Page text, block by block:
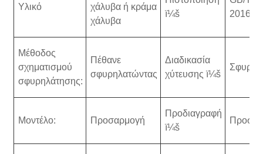
Υλικό
χάλυβα ή κράμα
χάλυβα
ï¼š
2016/
Μέθοδος
σχηματισμού
σφυρηλάτησης:
Πέθανε
σφυρηλατώντας
Διαδικασία
χύτευσης ï¼š
Μοντέλο: Προσαρμογή
Προδιαγραφή
ï¼š